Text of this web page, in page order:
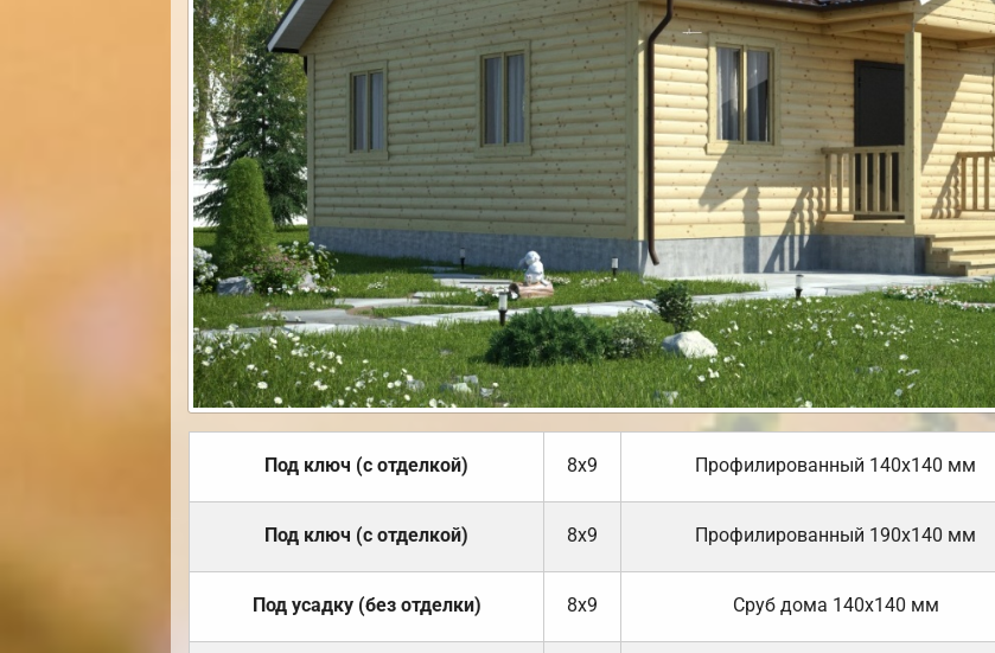
Под ключ (с отделкой) 8х9 Профилированный 140х140 мм
Под ключ (с отделкой) 8х9 Профилированный 190х140 мм
Под усадку (без отделки) 8х9 Cруб дома 140х140 мм